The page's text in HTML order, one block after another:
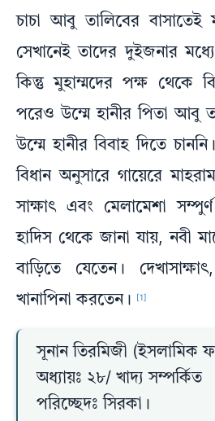
চাচা আবু তালিবের বাসাতেই
সেখানেই তাদের দুইজনার
কিন্তু মুহাম্মদের পক্ষ থেকে
পরেও উম্মে হানীর পিতা আবু
উম্মে হানীর বিবাহ দিতে
বিধান অনুসারে গায়েরে
সাক্ষাৎ এবং মেলামেশা
হাদিস থেকে জানা যায়, নবী
বাড়িতে যেতেন।
খানাপিনা করতেন।
[1]
সূনান তিরমিজী (ইসলামিক
অধ্যায়ঃ ২৮/ খাদ্য সম্পর্কিত
পরিচ্ছেদঃ সিরকা।